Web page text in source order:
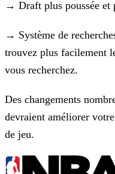
→ Draft plus poussée et
→ Système de
trouvez plus facilement
vous recherchez.
Des changements
devraient améliorer
de jeu.